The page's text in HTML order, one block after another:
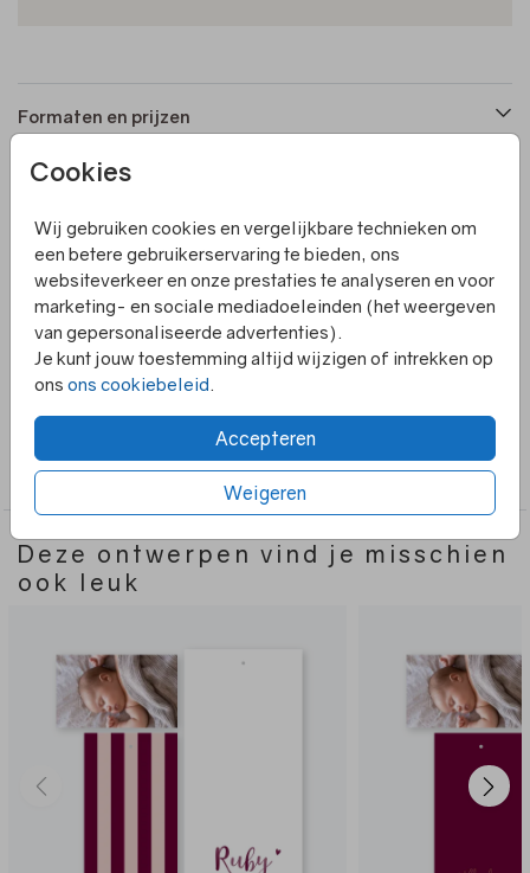
Cookies
Wij gebruiken cookies en vergelijkbare technieken om
een betere gebruikerservaring te bieden, ons
websiteverkeer en onze prestaties te analyseren en voor
marketing- en sociale mediadoeleinden (het weergeven
van gepersonaliseerde advertenties).
Je kunt jouw toestemming altijd wijzigen of intrekken op
ons ons cookiebeleid.
Accepteren
Weigeren
Formaten en prijzen
Productinformatie
Omschrijving
Een enkel geboortekaartje met 2 ronde hoeken en losse
labeltjes. De labeltjes hebben gaatjes waardoor je er
een touwtje door kunt doen en ze om het kaartje kunt
binden. Het ontwerp is naar wens aan te passen.
3-delig
Deze ontwerpen vind je misschien
ook leuk